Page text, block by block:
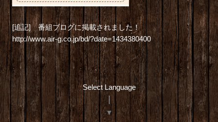
[追記] 番組ブログに掲載されました！
http://www.air-g.co.jp/bd/?date=1434380400
Select Language
▼